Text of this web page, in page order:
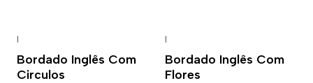
|
Bordado Inglês Com
Circulos
|
Bordado Inglês Com
Flores